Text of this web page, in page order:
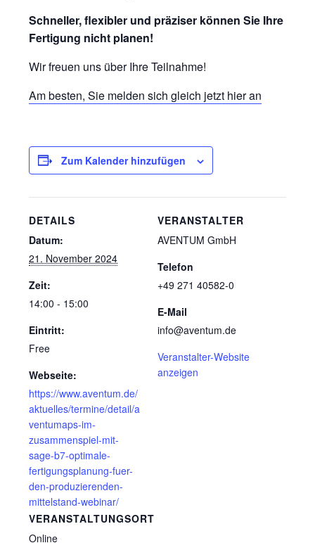
Schneller, flexibler und präziser können Sie Ihre
Fertigung nicht planen!
Wir freuen uns über Ihre Teilnahme!
Am besten, Sie melden sich gleich jetzt hier an
Zum Kalender hinzufügen
DETAILS
Datum:
21. November 2024
Zeit:
14:00 - 15:00
Eintritt:
Free
Webseite:
https://www.aventum.de/
aktuelles/termine/detail/a
ventumaps-im-
zusammenspiel-mit-
sage-b7-optimale-
fertigungsplanung-fuer-
den-produzierenden-
mittelstand-webinar/
VERANSTALTUNGSORT
Online
VERANSTALTER
AVENTUM GmbH
Telefon
+49 271 40582-0
E-Mail
info@aventum.de
Veranstalter-Website
anzeigen